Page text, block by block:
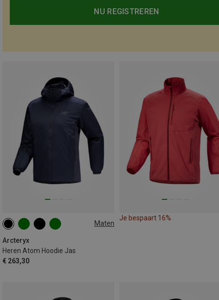
NU REGISTREREN
Maten
Arcteryx
Heren Atom Hoodie Jas
€ 263,30
S M XL
Je bespaart 16%